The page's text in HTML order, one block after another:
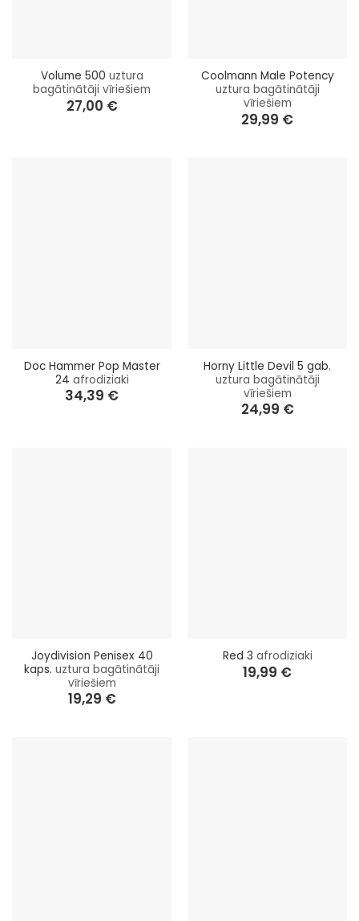
Volume 500 uztura
bagātinātāji vīriešiem
27,00 €
Coolmann Male Potency
uztura bagātinātāji
vīriešiem
29,99 €
Doc Hammer Pop Master
24 afrodiziaki
34,39 €
Horny Little Devil 5 gab.
uztura bagātinātāji
vīriešiem
24,99 €
Joydivision Penisex 40
kaps. uztura bagātinātāji
vīriešiem
19,29 €
Red 3 afrodiziaki
19,99 €